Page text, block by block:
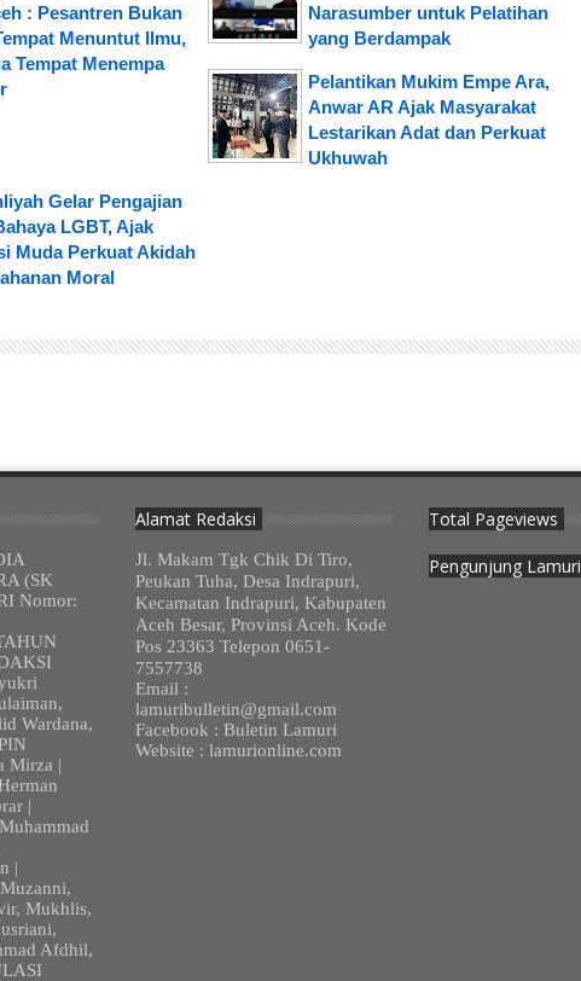
: Pesantren Bukan
Menuntut Ilmu,
Tempat Menempa
Narasumber untuk Pelatihan
yang Berdampak
Pelantikan Mukim Empe Ara,
Anwar AR Ajak Masyarakat
Lestarikan Adat dan Perkuat
Ukhuwah
Gelar Pengajian
LGBT, Ajak
Muda Perkuat Akidah
Moral
(SK
Nomor:
Wardana,
Mirza |
|
|
Mukhlis,
Afdhil,
Alamat Redaksi
Jl. Makam Tgk Chik Di Tiro,
Peukan Tuha, Desa Indrapuri,
Kecamatan Indrapuri, Kabupaten
Aceh Besar, Provinsi Aceh. Kode
Pos 23363 Telepon 0651-
7557738
Email :
lamuribulletin@gmail.com
Facebook : Buletin Lamuri
Website : lamurionline.com
Total Pageviews
Pengunjung Lamuri